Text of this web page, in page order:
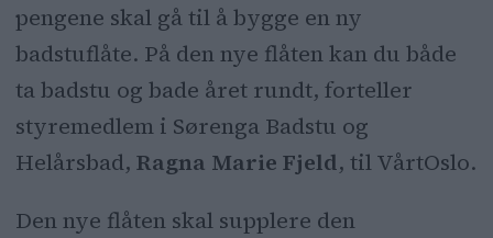
pengene skal gå til å bygge en ny
badstuflåte. På den nye flåten kan du både
ta badstu og bade året rundt, forteller
styremedlem i Sørenga Badstu og
Helårsbad, Ragna Marie Fjeld, til VårtOslo.
Den nye flåten skal supplere den